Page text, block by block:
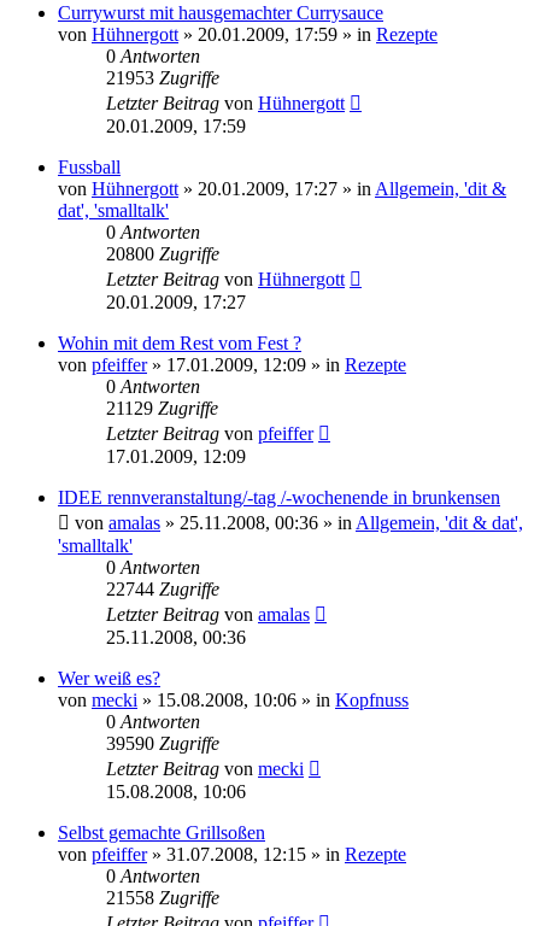
Currywurst mit hausgemachter Currysauce
von Hühnergott » 20.01.2009, 17:59 » in Rezepte
0 Antworten
21953 Zugriffe
Letzter Beitrag von Hühnergott
20.01.2009, 17:59
Fussball
von Hühnergott » 20.01.2009, 17:27 » in Allgemein, 'dit &
dat', 'smalltalk'
0 Antworten
20800 Zugriffe
Letzter Beitrag von Hühnergott
20.01.2009, 17:27
Wohin mit dem Rest vom Fest ?
von pfeiffer» 17.01.2009, 12:09 » in Rezepte
0 Antworten
21129 Zugriffe
Letzter Beitrag von pfeiffer
17.01.2009, 12:09
IDEE rennveranstaltung/-tag /-wochenende in brunkensen
von amalas » 25.11.2008, 00:36 » in Allgemein, 'dit & dat',
'smalltalk'
0 Antworten
22744 Zugriffe
Letzter Beitrag von amalas
25.11.2008, 00:36
Wer weiß es?
von mecki » 15.08.2008, 10:06 » in Kopfnuss
0 Antworten
39590 Zugriffe
Letzter Beitrag von mecki
15.08.2008, 10:06
Selbst gemachte Grillsoßen
von pfeiffer» 31.07.2008, 12:15 » in Rezepte
0 Antworten
21558 Zugriffe